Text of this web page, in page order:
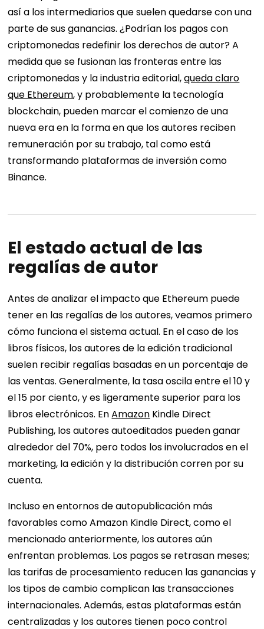
así a los intermediarios que suelen quedarse con una
parte de sus ganancias. ¿Podrían los pagos con
criptomonedas redefinir los derechos de autor? A
medida que se fusionan las fronteras entre las
criptomonedas y la industria editorial,queda claro
que Ethereum, y probablemente la tecnología
blockchain, pueden marcar el comienzo de una
nueva era en la forma en que los autores reciben
remuneración por su trabajo, tal como está
transformando plataformas de inversión como
Binance.
El estado actual de las
regalías de autor
Antes de analizar el impacto que Ethereum puede
tener en las regalías de los autores, veamos primero
cómo funciona el sistema actual. En el caso de los
libros físicos, los autores de la edición tradicional
suelen recibir regalías basadas en un porcentaje de
las ventas. Generalmente, la tasa oscila entre el 10 y
el 15 por ciento, y es ligeramente superior para los
libros electrónicos. EnAmazon Kindle Direct
Publishing, los autores autoeditados pueden ganar
alrededor del 70%, pero todos los involucrados en el
marketing, la edición y la distribución corren por su
cuenta.
Incluso en entornos de autopublicación más
favorables como Amazon Kindle Direct, como el
mencionado anteriormente, los autores aún
enfrentan problemas. Los pagos se retrasan meses;
las tarifas de procesamiento reducen las ganancias y
los tipos de cambio complican las transacciones
internacionales. Además, estas plataformas están
centralizadas y los autores tienen poco control